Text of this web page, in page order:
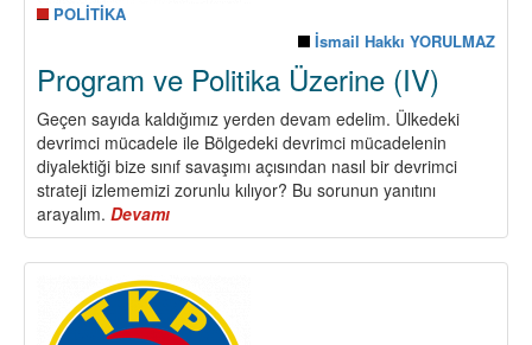
POLİTİKA
İsmail Hakkı YORULMAZ
Program ve Politika Üzerine (IV)
Geçen sayıda kaldığımız yerden devam edelim. Ülkedeki
devrimci mücadele ile Bölgedeki devrimci mücadelenin
diyalektiği bize sınıf savaşımı açısından nasıl bir devrimci
strateji izlememizi zorunlu kılıyor? Bu sorunun yanıtını
arayalım. Devamı
Program
ve
Politika
Üzerine
(IV)